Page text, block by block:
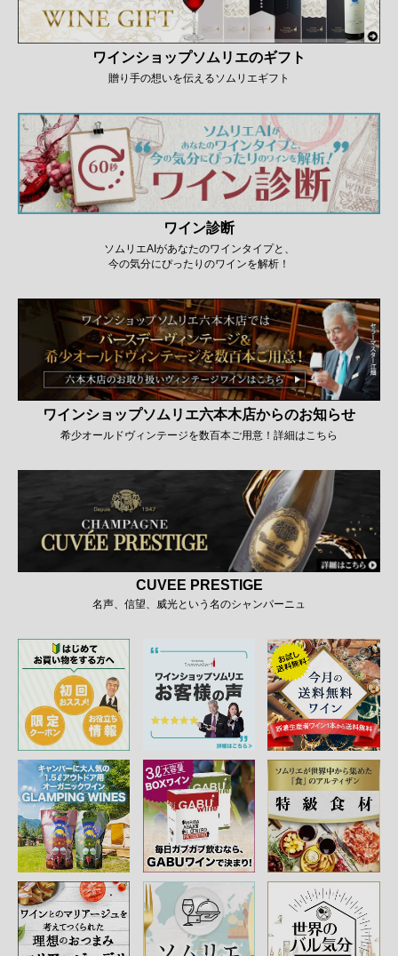
ワインショップソムリエのギフト
贈り手の想いを伝えるソムリエギフト
ワイン診断
ソムリエAIがあなたのワインタイプと、
今の気分にぴったりのワインを解析！
ワインショップソムリエ六本木店からのお知らせ
希少オールドヴィンテージを数百本ご用意！詳細はこちら
CUVEE PRESTIGE
名声、信望、威光という名のシャンパーニュ